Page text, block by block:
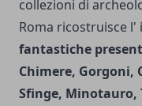
collezioni di
Roma ricostruisce
fantastiche
Chimere, Gorgoni,
Sfinge, Minotauro,